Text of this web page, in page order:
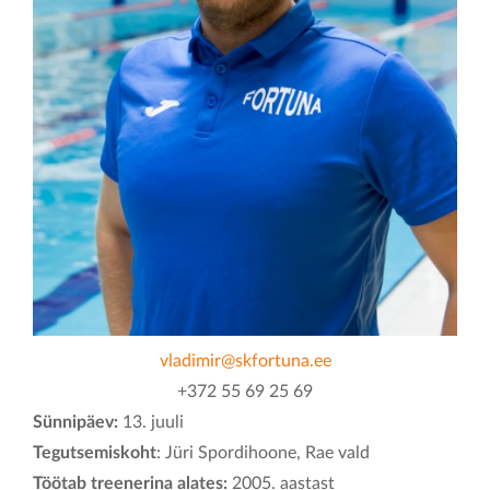
KONTAKT
vladimir@skfortuna.ee
+372 55 69 25 69
Sünnipäev: 13. juuli
Tegutsemiskoht: Jüri Spordihoone, Rae vald
Töötab treenerina alates: 2005. aastast